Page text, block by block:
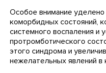
Особое внимание
коморбидных состояний,
системного воспаления и
протромботического
этого синдрома и
нежелательных явлений в